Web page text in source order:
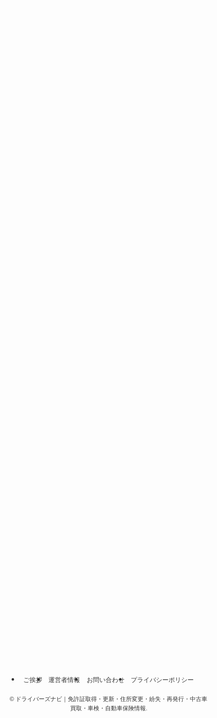
ご挨拶 運営者情報 お問い合わせ プライバシーポリシー
© ドライバーズナビ｜免許証取得・更新・住所変更・紛失・再発行・中古車
買取・車検・自動車保険情報.